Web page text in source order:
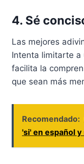
4. Sé
Las mejores
Intenta limitarte a
facilita la
que sean más
Recomendado:
'si' en español